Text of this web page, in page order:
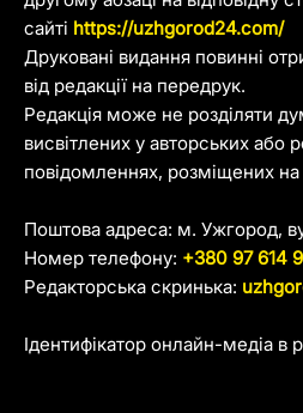
сайті https://uzhgorod24.com/
Друковані видання повинні
від редакції на передрук.
Редакція може не розділяти
висвітлених у авторських або
повідомленнях, розміщених на
Поштова адреса: м. Ужгород,
Номер телефону: +380 97 614
Редакторська скринька:
Ідентифікатор онлайн-медіа в